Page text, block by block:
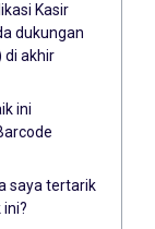
Kasir
dukungan
di akhir
ini
saya tertarik